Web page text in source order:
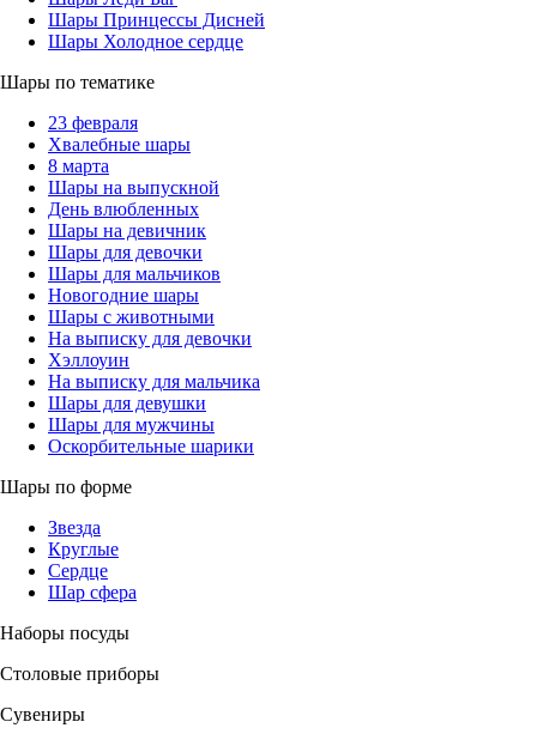
Шары Принцессы Дисней
Шары Холодное сердце
Шары по тематике
23 февраля
Хвалебные шары
8 марта
Шары на выпускной
День влюбленных
Шары на девичник
Шары для девочки
Шары для мальчиков
Новогодние шары
Шары с животными
На выписку для девочки
Хэллоуин
На выписку для мальчика
Шары для девушки
Шары для мужчины
Оскорбительные шарики
Шары по форме
Звезда
Круглые
Сердце
Шар сфера
Наборы посуды
Столовые приборы
Сувениры